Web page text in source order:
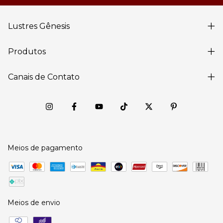
Lustres Gênesis
Produtos
Canais de Contato
Meios de pagamento
Meios de envio